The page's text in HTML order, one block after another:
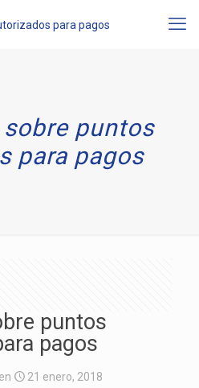
puntos
para pagos
puntos
pagos
en 21 enero, 2018